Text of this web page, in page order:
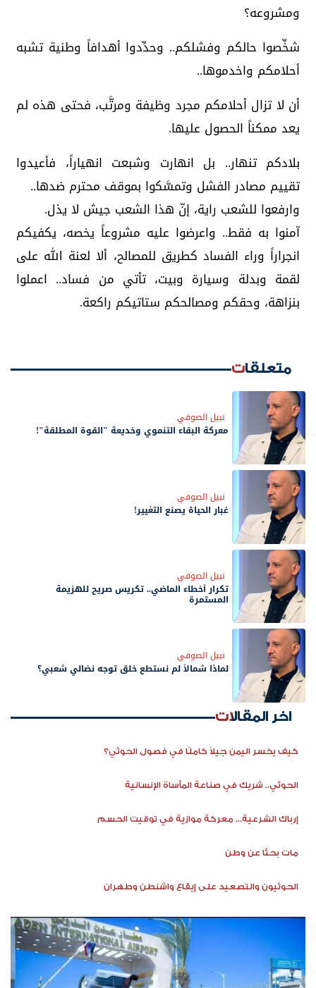
ومشروعه؟
شخِّصوا حالكم وفشلكم.. وحدِّدوا أهدافاً وطنية تشبه
أحلامكم واخدموها..
أن لا تزال أحلامكم مجرد وظيفة ومرتَّب، فحتى هذه لم
يعد ممكناً الحصول عليها.
بلادكم تنهار.. بل انهارت وشبعت انهياراً، فأعيدوا
تقييم مصادر الفشل وتمسَّكوا بموقف محترم ضدها..
وارفعوا للشعب راية، إنّ هذا الشعب جيش لا يذل.
آمنوا به فقط.. واعرضوا عليه مشروعاً يخصه، يكفيكم
انجراراً وراء الفساد كطريق للمصالح، ألا لعنة الله على
لقمة وبدلة وسيارة وبيت، تأتي من فساد.. اعملوا
بنزاهة، وحقكم ومصالحكم ستاتيكم راكعة.
متعلقات
نبيل الصوفي
معركة البقاء التنموي وخديعة "القوة المطلقة"!
نبيل الصوفي
غبار الحياة يصنع التغيير!
نبيل الصوفي
تكرار أخطاء الماضي.. تكريس صريح للهزيمة
المستمرة
نبيل الصوفي
لماذا شمالاً لم نستطع خلق توجه نضالي شعبي؟
اخر المقالات
كيف يخسر اليمن جيلاً كاملًا في فصول الحوثي؟
الحوثي.. شريك في صناعة المأساة الإنسانية
إرباك الشرعية... معركة موازية في توقيت الحسم
مات بحثًا عن وطن
الحوثيون والتصعيد على إيقاع واشنطن وطهران